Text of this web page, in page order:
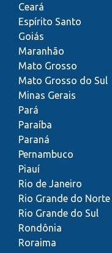
Ceará
Espírito Santo
Goiás
Maranhão
Mato Grosso
Mato Grosso do Sul
Minas Gerais
Pará
Paraíba
Paraná
Pernambuco
Piauí
Rio de Janeiro
Rio Grande do Norte
Rio Grande do Sul
Rondônia
Roraima